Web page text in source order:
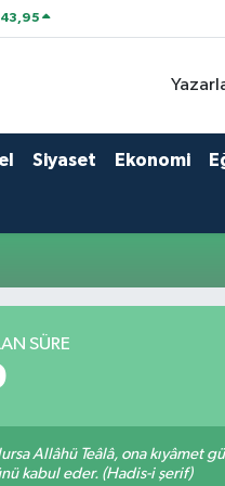
Siyaset Ekonomi
SÜRE
Allâhü Teâlâ, ona kıyâmet
kabul eder. (Hadis-i şerif)